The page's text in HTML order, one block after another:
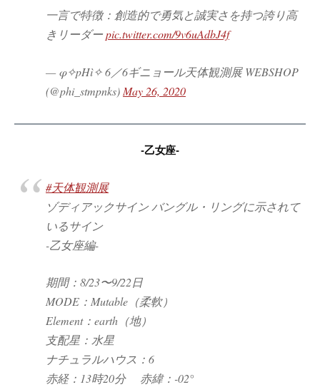
一言で特徴：創造的で勇気と誠実さを持つ誇り高
きリーダーpic.twitter.com/9v6uAdbJ4f
— φ✧pHì✧ 6／6ギニョール天体観測展 WEBSHOP
(@phi_stmpnks) May 26, 2020
-乙女座-
#天体観測展
ゾディアックサイン バングル・リングに示されて
いるサイン
-乙女座編-
期間：8/23〜9/22日
MODE：Mutable（柔軟）
Element：earth（地）
支配星：水星
ナチュラルハウス：6
赤経：13時20分 赤緯：-02°